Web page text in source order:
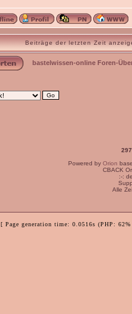
Beiträge der letzten Zeit
bastelwissen-online Foren-
Powered by Orion
CBACK
:-:
Alle
[ Page generation time: 0.0516s (PHP: